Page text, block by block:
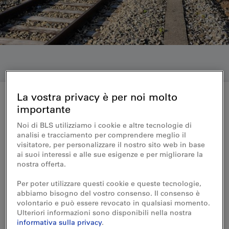
Medienmitteilung 28.06.2016
Studie zur Kreuzungsstelle
Leissigen abgeschlossen
Eine Arbeitsgruppe mit Vertretern des
Bundes, des Kantons Bern, der Gemeinde
Leissigen und der BLS hat zwei Varianten
einer neuen Kreuzungsstelle - oberirdisch
La vostra privacy è per noi molto
importante
Noi di BLS utilizziamo i cookie e altre tecnologie di
analisi e tracciamento per comprendere meglio il
visitatore, per personalizzare il nostro sito web in base
ai suoi interessi e alle sue esigenze e per migliorare la
nostra offerta.
Per poter utilizzare questi cookie e queste tecnologie,
abbiamo bisogno del vostro consenso. Il consenso è
volontario e può essere revocato in qualsiasi momento.
Ulteriori informazioni sono disponibili nella nostra
informativa sulla privacy.